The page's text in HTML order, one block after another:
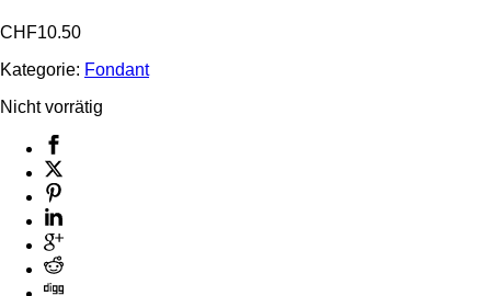
CHF10.50
Kategorie: Fondant
Nicht vorrätig